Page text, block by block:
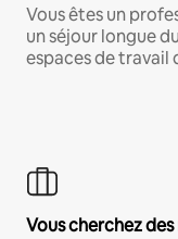
Vous êtes un
un séjour longue
espaces de travail
Vous cherchez